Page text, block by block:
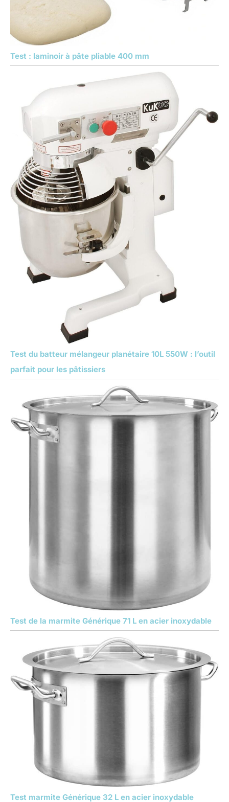
Test : laminoir à pâte pliable 400 mm
Test du batteur mélangeur planétaire 10L 550W : l’outil
parfait pour les pâtissiers
Test de la marmite Générique 71 L en acier inoxydable
Test marmite Générique 32 L en acier inoxydable